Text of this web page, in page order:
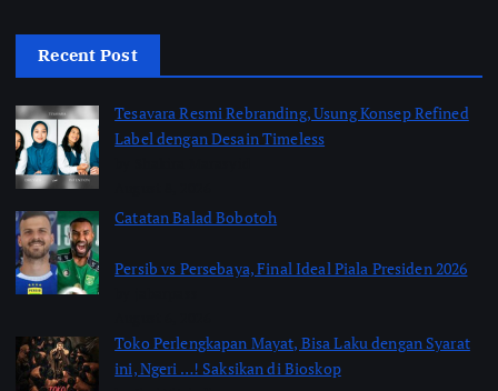
Recent Post
Tesavara Resmi Rebranding, Usung Konsep Refined
Label dengan Desain Timeless
Catatan Balad Bobotoh
Persib vs Persebaya, Final Ideal Piala Presiden 2026
Toko Perlengkapan Mayat, Bisa Laku dengan Syarat
ini, Ngeri …! Saksikan di Bioskop